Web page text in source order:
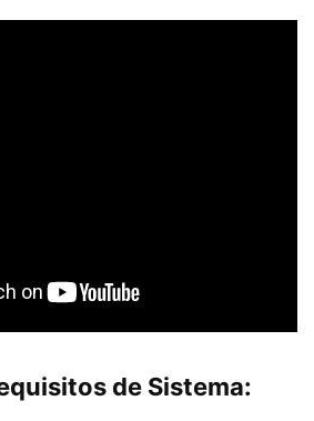
de Sistema: